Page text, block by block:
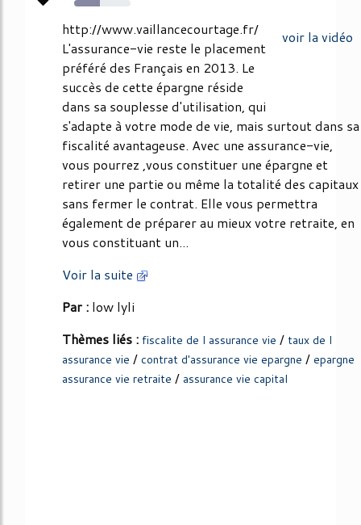
45%
voir la vidéo
http://www.vaillancecourtage.fr/
L'assurance-vie reste le placement
préféré des Français en 2013. Le
succès de cette épargne réside
dans sa souplesse d'utilisation, qui
s'adapte à votre mode de vie, mais surtout dans sa
fiscalité avantageuse. Avec une assurance-vie,
vous pourrez ,vous constituer une épargne et
retirer une partie ou même la totalité des capitaux
sans fermer le contrat. Elle vous permettra
également de préparer au mieux votre retraite, en
vous constituant un...
Voir la suite
Par : low lyli
Thèmes liés : fiscalite de l assurance vie / taux de l
assurance vie / contrat d'assurance vie epargne / epargne
assurance vie retraite / assurance vie capital